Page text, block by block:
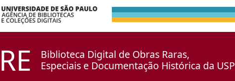
Biblioteca Digital de Obras Raras,
Especiais e Documentação Histórica da USP